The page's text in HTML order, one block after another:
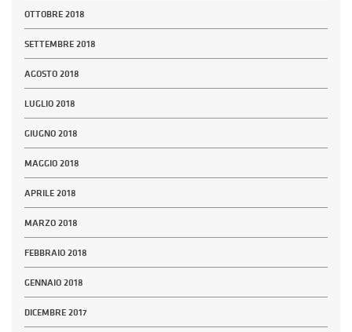
OTTOBRE 2018
SETTEMBRE 2018
AGOSTO 2018
LUGLIO 2018
GIUGNO 2018
MAGGIO 2018
APRILE 2018
MARZO 2018
FEBBRAIO 2018
GENNAIO 2018
DICEMBRE 2017